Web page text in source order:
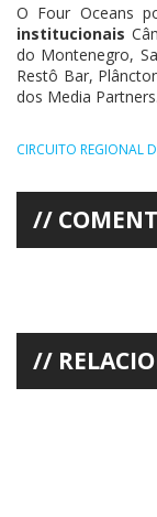
O Four Oceans
institucionais
do Montenegro,
Restô Bar,
dos Media Partners.
CIRCUITO REGIONAL